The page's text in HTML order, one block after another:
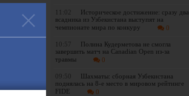
11:02
Историческое достижение: сразу два
всадника из Узбекистана выступят на
чемпионате мира по конкуру
0
10:57
Полина Кудерметова не смогла
завершить матч на Canadian Open из-за
травмы
0
09:50
Шахматы: сборная Узбекистана
поднялась на 8-е место в мировом рейтинге
FIDE
0